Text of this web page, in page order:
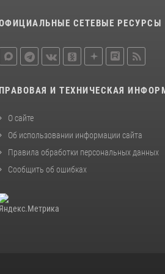
В Челябинске
злоумышленников,
конференция по обобщению
08 июля 2026, 07:01
СЕТЕВЫЕ РЕСУРСЫ
ПРАВОВАЯ И ТЕХНИЧЕСКАЯ
О сайте
Об использовании информации сайта
Правила обработки персональных данных
Сообщить об ошибках